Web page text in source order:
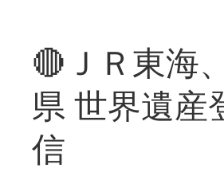
🔴ＪＲ東海
県 世界遺産
信